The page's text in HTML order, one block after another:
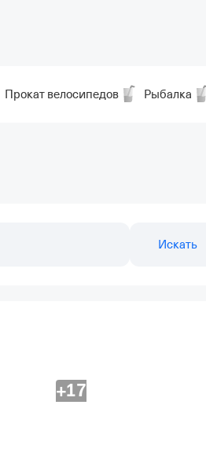
Прокат велосипедов Рыбалка
Искать
+17